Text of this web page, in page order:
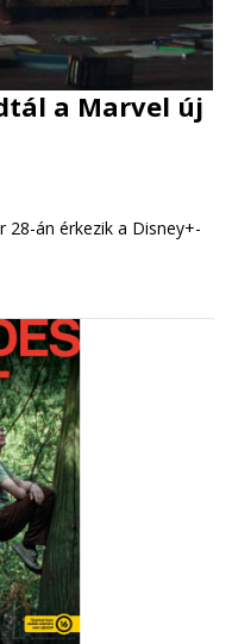
a Marvel új
28-án érkezik a Disney+-